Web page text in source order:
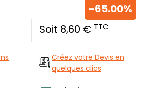
Soit 8,60 € TTC
-65.00%
Créez votre Devis en
quelques clics